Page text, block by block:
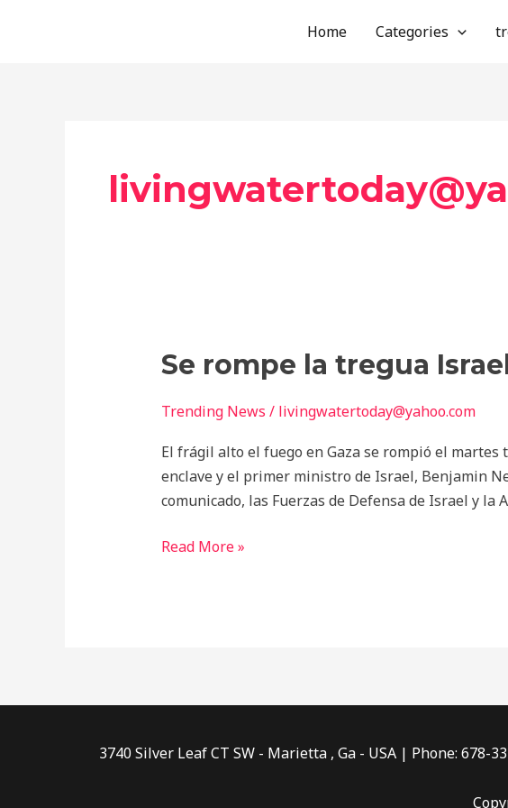
Home Categories
Se rompe la tregua
Trending News / livingwatertoday@yahoo.com
El frágil alto el fuego en Gaza se rompió el
enclave y el primer ministro de Israel, Benjamin
comunicado, las Fuerzas de Defensa de Israel y la
Se
la
Israel
ataca
a
Read More »
3740 Silver Leaf CT SW - Marietta , Ga - USA | Phone: